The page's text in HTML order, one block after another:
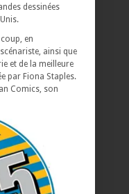
dessinées
en
ainsi que
et de la meilleure
par Fiona Staples.
Comics, son